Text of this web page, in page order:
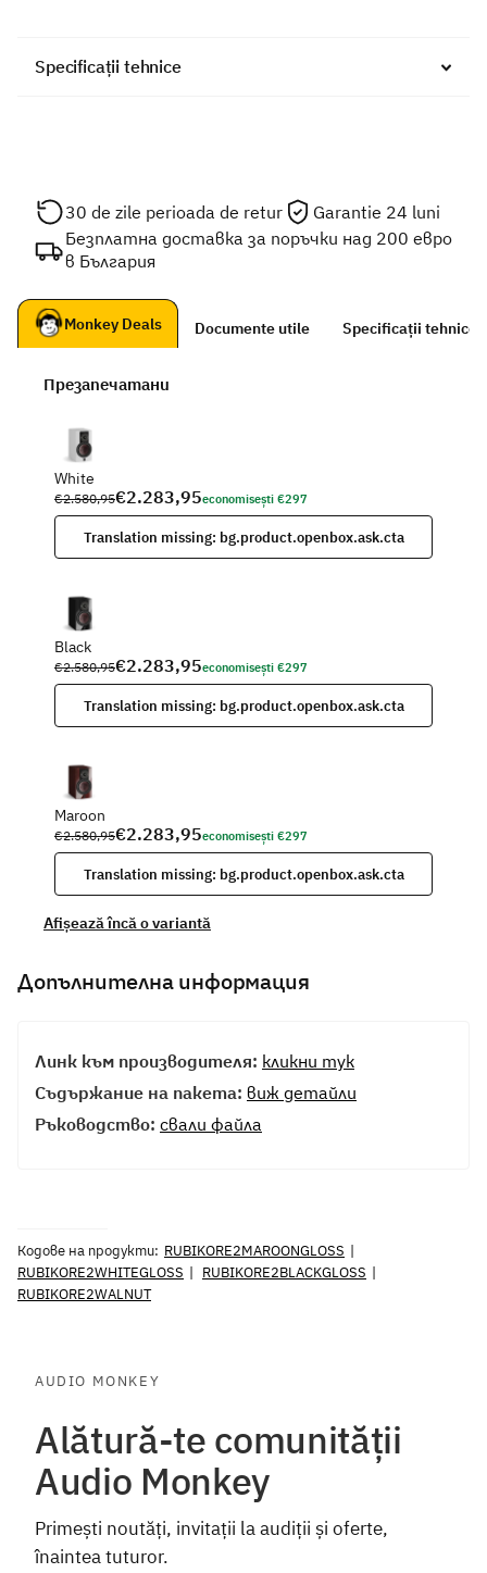
Specificații tehnice
30 de zile perioada de retur
Garantie 24 luni
Безплатна доставка за поръчки над 200 евро
в България
Monkey Deals Documente utile Specificații tehnice
Презапечатани
White
€2.580,95€2.283,95economisești €297
Translation missing: bg.product.openbox.ask.cta
Black
€2.580,95€2.283,95economisești €297
Translation missing: bg.product.openbox.ask.cta
Maroon
€2.580,95€2.283,95economisești €297
Translation missing: bg.product.openbox.ask.cta
Afișează încă o variantă
Допълнителна информация
Линк към производителя: кликни тук
Съдържание на пакета: виж детайли
Ръководство: свали файла
Кодове на продукти: RUBIKORE2MAROONGLOSS
RUBIKORE2WHITEGLOSS
RUBIKORE2BLACKGLOSS
RUBIKORE2WALNUT
AUDIO MONKEY
Alătură-te comunității
Audio Monkey
Primești noutăți, invitații la audiții și oferte,
înaintea tuturor.